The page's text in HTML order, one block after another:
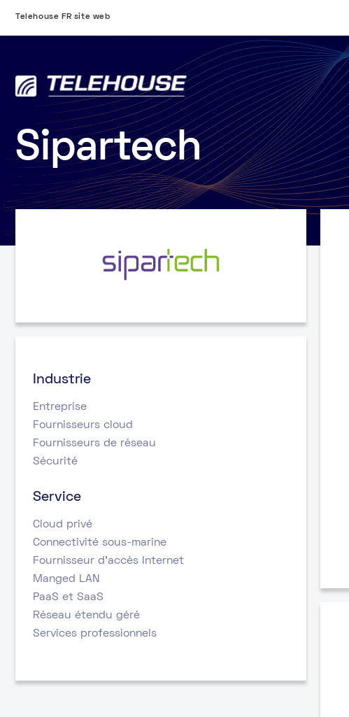
Telehouse FR site web
Sipartech
Industrie
Entreprise
Fournisseurs cloud
Fournisseurs de réseau
Sécurité
Service
Cloud privé
Connectivité sous-marine
Fournisseur d’accès Internet
Manged LAN
PaaS et SaaS
Réseau étendu géré
Services professionnels